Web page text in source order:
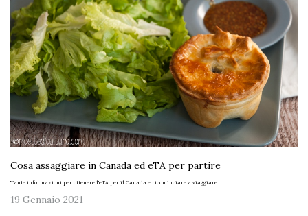
Cosa assaggiare in Canada ed eTA per partire
Tante informazioni per ottenere l'eTA per il Canada e ricominciare a viaggiare
19 Gennaio 2021